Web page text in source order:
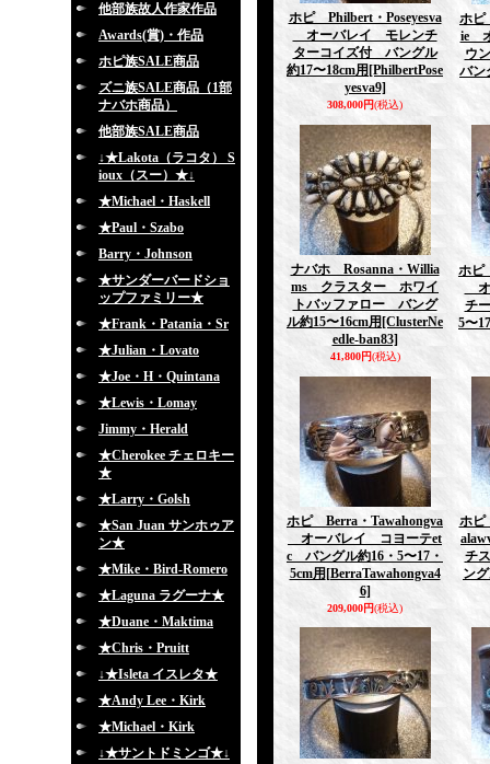
他部族故人作家作品
Awards(賞)・作品
ホピ族SALE商品
ズニ族SALE商品（1部
ナバホ商品）
他部族SALE商品
↓★Lakota（ラコタ） S
ioux（スー）★↓
★Michael・Haskell
★Paul・Szabo
Barry・Johnson
★サンダーバードショ
ップファミリー★
★Frank・Patania・Sr
★Julian・Lovato
★Joe・H・Quintana
★Lewis・Lomay
Jimmy・Herald
★Cherokee チェロキー
★
★Larry・Golsh
★San Juan サンホゥア
ン★
★Mike・Bird-Romero
★Laguna ラグーナ★
★Duane・Maktima
★Chris・Pruitt
↓★Isleta イスレタ★
★Andy Lee・Kirk
★Michael・Kirk
↓★サントドミンゴ★↓
ホピ Philbert・Poseyesva
オーバレイ モレンチ
ターコイズ付 バングル
約17〜18cm用 [PhilbertPose
yesva9]
308,000円(税込)
ホピ
ie
ウ
バン
ナバホ Rosanna・Willia
ms クラスター ホワイ
トバッファロー バング
ル約15〜16cm用 [ClusterNe
edle-ban83]
41,800円(税込)
ホピ
オ
チ
5〜
ホピ Berra・Tawahongva
オーバレイ コヨーテet
c バングル約16・5〜17・
5cm用 [BerraTawahongva4
6]
209,000円(税込)
ホピ
チ
ン